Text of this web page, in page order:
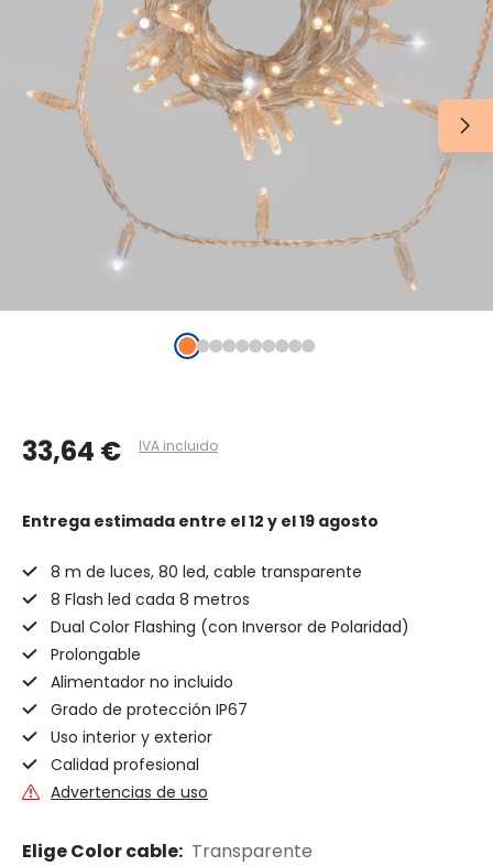
33,64 € IVA incluido
Entrega estimada entre el 12 y el 19 agosto
8 m de luces, 80 led, cable transparente
8 Flash led cada 8 metros
Dual Color Flashing (con Inversor de Polaridad)
Prolongable
Alimentador no incluido
Grado de protección IP67
Uso interior y exterior
Calidad profesional
Advertencias de uso
Elige Color cable: Transparente